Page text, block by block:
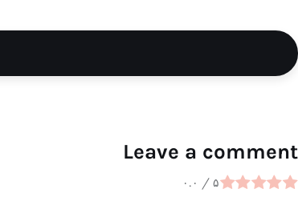
Leave a comment
۰.۰ / ۵